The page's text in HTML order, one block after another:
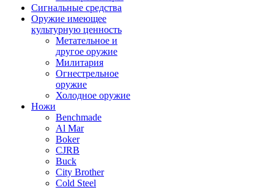
Сигнальные средства
Оружие имеющее
культурную ценность
Метательное и
другое оружие
Милитария
Огнестрельное
оружие
Холодное оружие
Ножи
Benchmade
Al Mar
Boker
CJRB
Buck
City Brother
Cold Steel